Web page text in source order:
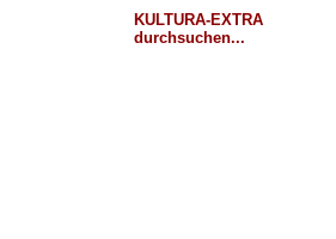
KULTURA-EXTRA
durchsuchen...